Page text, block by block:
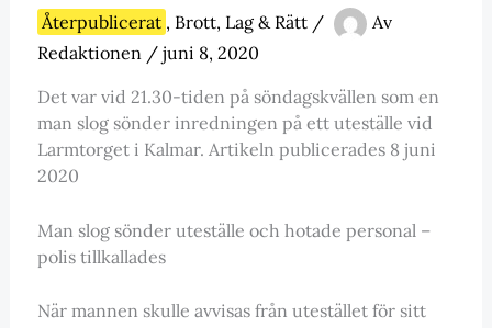
Återpublicerat , Brott, Lag & Rätt/
Av
Redaktionen / juni 8, 2020
Det var vid 21.30-tiden på söndagskvällen som en
man slog sönder inredningen på ett uteställe vid
Larmtorget i Kalmar. Artikeln publicerades 8 juni
2020
Man slog sönder uteställe och hotade personal –
polis tillkallades
När mannen skulle avvisas från utestället för sitt